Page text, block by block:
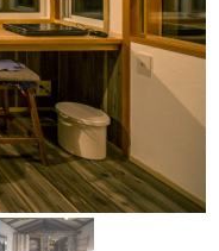
Creation